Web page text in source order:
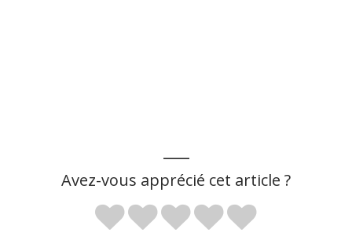
Avez-vous apprécié cet article ?